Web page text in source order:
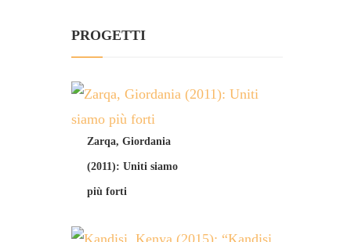
PROGETTI
Zarqa, Giordania
(2011): Uniti siamo
più forti